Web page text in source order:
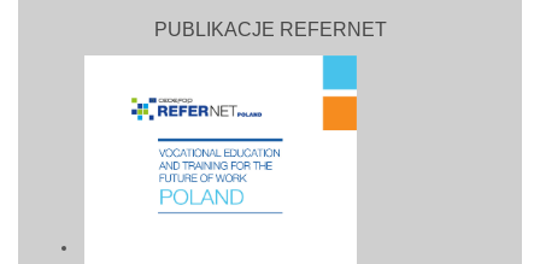
PUBLIKACJE REFERNET